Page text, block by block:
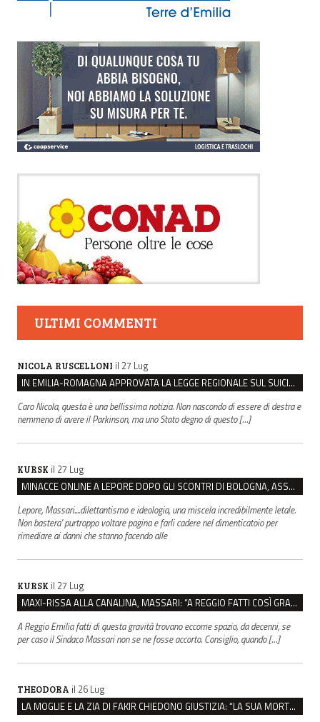
ULTIMI COMMENTI
NICOLA RUSCELLONI il 27 Lug
IN EMILIA-ROMAGNA APPROVATA LA LEGGE REGIONALE SUL SUICIDIO MEDICALMENTE ASSISTITO
Caro Nicola, questa è una bellissima notizia. Non nascondo di essere di destra e
nemmeno di avere il Parkinson, ma uno Stato degno di questo […]
KURSK il 27 Lug
MINACCE ONLINE A LEPORE DOPO GLI SCONTRI DI BOLOGNA, ASSEGNATA LA SCORTA AL SINDACO
Lepore, Massari....dilettantismo e ideologia, una miscela incredibilmente letale.
Non bastera' purtroppo voltare pagina e farli cadere nel dimenticatoio per
rimediare ai danni che stanno facendo alle
KURSK il 27 Lug
MAXI-RISSA ALLA CANALINA, MASSARI: “A REGGIO FATTI COSÌ GRAVI NON DEVONO TROVARE SPAZIO”
A Reggio Emilia fatti di questa gravità trovano eccome spazio, da decenni, se
per caso il Sindaco Massari non se ne fosse accorto. Consiglio, quando […]
THEODORA il 26 Lug
LA MOGLIE E LA ZIA DI FAKIR CHIEDONO GIUSTIZIA: “LA SUA MORTE CRIMINE CONTRO L’UMANITÀ”